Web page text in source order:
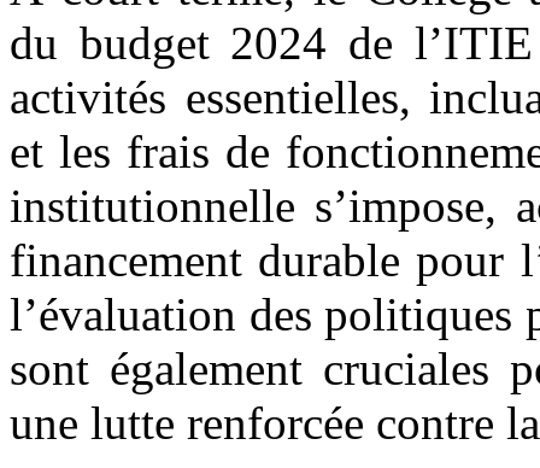
du budget 2024 de
activités essentielles,
et les frais de
institutionnelle s’impose,
financement durable pour
l’évaluation des politiques
sont également cruciales
une lutte renforcée contre